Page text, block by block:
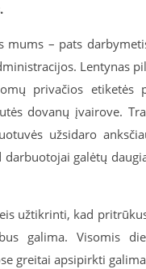
mums – pats
Lentynas
privačios
dovanų įvairove.
užsidaro
galėtų
užtikrinti, kad
galima. Visomis
greitai apsipirkti